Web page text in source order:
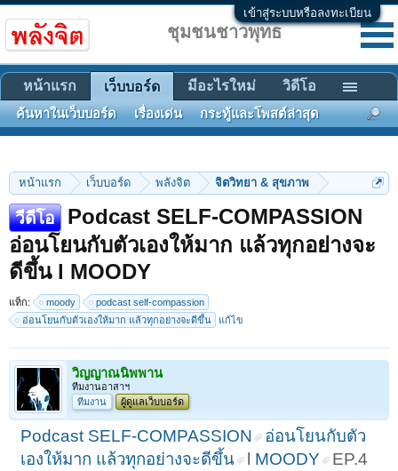
เข้าสู่ระบบหรือลงทะเบียน
หน้าแรก เว็บบอร์ด พลังจิต จิตวิทยา & สุขภาพ
วีดีโอ
Podcast SELF-COMPASSION
อ่อนโยนกับตัวเองให้มาก แล้วทุกอย่างจะ
ดีขึ้น l MOODY
แท็ก: moody
podcast self-compassion
อ่อนโยนกับตัวเองให้มาก แล้วทุกอย่างจะดีขึ้น
แก้ไข
วิญญาณนิพพาน
ทีมงานอาสาฯ
ทีมงาน
ผู้ดูแลเว็บบอร์ด
Podcast SELF-COMPASSION
อ่อนโยนกับตัว
เองให้มาก แล้วทุกอย่างจะดีขึ้น
MOODY EP.4
ชุมชนชาวพุทธ
หน้าแรก เว็บบอร์ด
ค้นหาในเว็บบอร์ด เรื่องเด่น กระทู้และโพสต์ล่าสุด
มีอะไรใหม่ วิดีโอ